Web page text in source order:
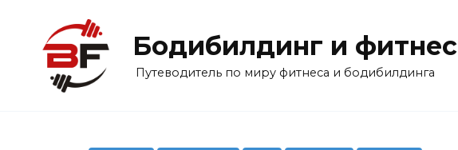
содержанию
Бодибилдинг и фитнес
Путеводитель по миру фитнеса и бодибилдинга